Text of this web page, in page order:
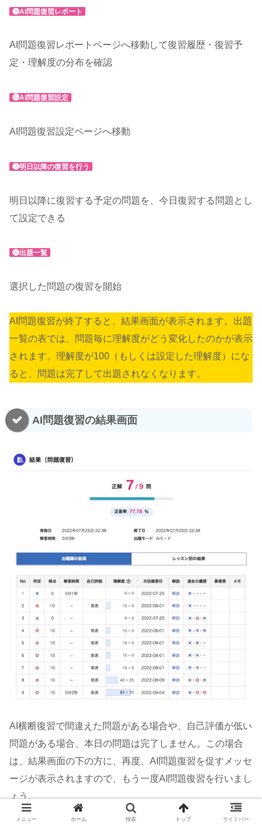
❺AI問題復習レポート
AI問題復習レポートページへ移動して復習履歴・復習予
定・理解度の分布を確認
❻AI問題復習設定
AI問題復習設定ページへ移動
❼明日以降の復習を行う
明日以降に復習する予定の問題を、今日復習する問題とし
て設定できる
❽出題一覧
選択した問題の復習を開始
AI問題復習が終了すると、結果画面が表示されます。出題
一覧の表では、問題毎に理解度がどう変化したのかが表示
されます。理解度が100（もしくは設定した理解度）にな
ると、問題は完了して出題されなくなります。
AI問題復習の結果画面
AI横断復習で間違えた問題がある場合や、自己評価が低い
問題がある場合、本日の問題は完了しません。この場合
は、結果画面の下の方に、再度、AI問題復習を促すメッセ
ージが表示されますので、もう一度AI問題復習を行いまし
ょう。
メニュー ホーム 検索 トップ サイドバー